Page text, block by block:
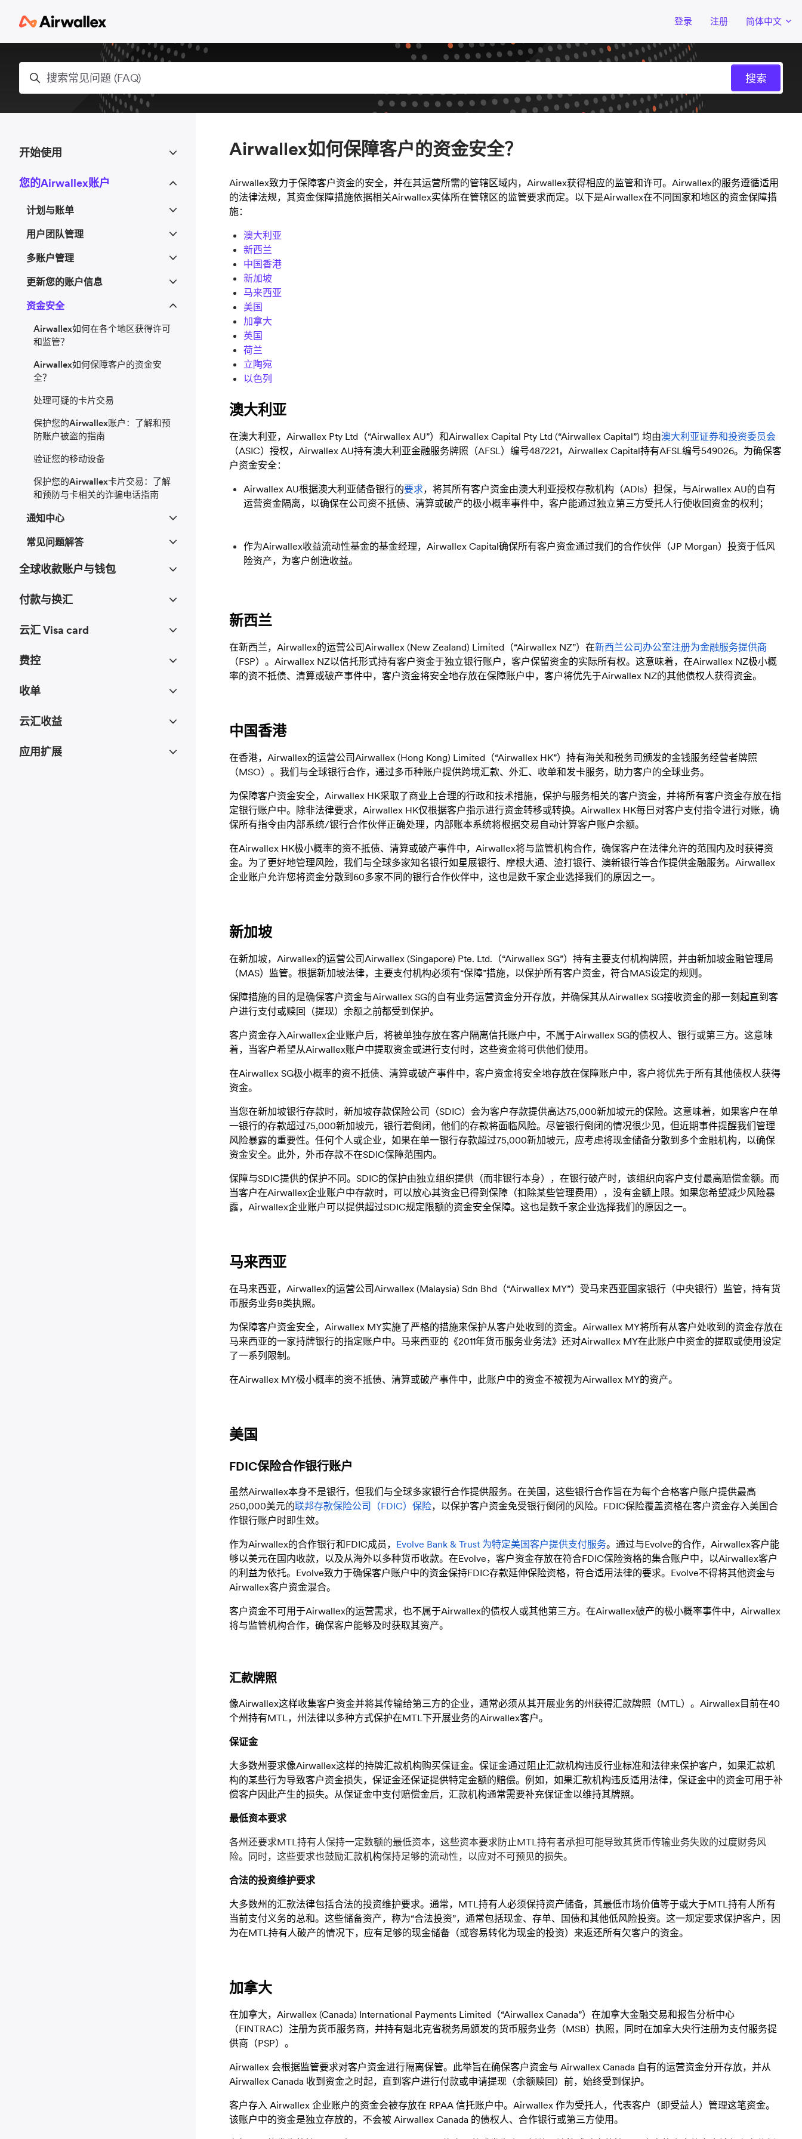
登录 注册 简体中文
搜索
Airwallex如何保障客户的资金安全？
Airwallex致力于保障客户资金的安全，并在其运营所需的管辖区域内，Airwallex获得相应的监管和许可。Airwallex的服务遵循适用
的法律法规，其资金保障措施依据相关Airwallex实体所在管辖区的监管要求而定。以下是Airwallex在不同国家和地区的资金保障措
施：
澳大利亚
新西兰
中国香港
新加坡
马来西亚
美国
加拿大
英国
荷兰
立陶宛
以色列
澳大利亚
在澳大利亚，Airwallex Pty Ltd（“Airwallex AU”）和Airwallex Capital Pty Ltd (“Airwallex Capital”) 均由澳大利亚证券和投资委员会
（ASIC）授权，Airwallex AU持有澳大利亚金融服务牌照（AFSL）编号487221，Airwallex Capital持有AFSL编号549026。为确保客
户资金安全：
Airwallex AU根据澳大利亚储备银行的要求，将其所有客户资金由澳大利亚授权存款机构（ADIs）担保，与Airwallex AU的自有
运营资金隔离，以确保在公司资不抵债、清算或破产的极小概率事件中，客户能通过独立第三方受托人行使收回资金的权利；
作为Airwallex收益流动性基金的基金经理，Airwallex Capital确保所有客户资金通过我们的合作伙伴（JP Morgan）投资于低风
险资产，为客户创造收益。
新西兰
在新西兰，Airwallex的运营公司Airwallex (New Zealand) Limited（“Airwallex NZ”）在新西兰公司办公室注册为金融服务提供商
（FSP）。Airwallex NZ以信托形式持有客户资金于独立银行账户，客户保留资金的实际所有权。这意味着，在Airwallex NZ极小概
率的资不抵债、清算或破产事件中，客户资金将安全地存放在保障账户中，客户将优先于Airwallex NZ的其他债权人获得资金。
中国香港
在香港，Airwallex的运营公司Airwallex (Hong Kong) Limited（“Airwallex HK”）持有海关和税务司颁发的金钱服务经营者牌照
（MSO）。我们与全球银行合作，通过多币种账户提供跨境汇款、外汇、收单和发卡服务，助力客户的全球业务。
为保障客户资金安全，Airwallex HK采取了商业上合理的行政和技术措施，保护与服务相关的客户资金，并将所有客户资金存放在指
定银行账户中。除非法律要求，Airwallex HK仅根据客户指示进行资金转移或转换。Airwallex HK每日对客户支付指令进行对账，确
保所有指令由内部系统/银行合作伙伴正确处理，内部账本系统将根据交易自动计算客户账户余额。
在Airwallex HK极小概率的资不抵债、清算或破产事件中，Airwallex将与监管机构合作，确保客户在法律允许的范围内及时获得资
金。为了更好地管理风险，我们与全球多家知名银行如星展银行、摩根大通、渣打银行、澳新银行等合作提供金融服务。Airwallex
企业账户允许您将资金分散到60多家不同的银行合作伙伴中，这也是数千家企业选择我们的原因之一。
新加坡
在新加坡，Airwallex的运营公司Airwallex (Singapore) Pte. Ltd.（“Airwallex SG”）持有主要支付机构牌照，并由新加坡金融管理局
（MAS）监管。根据新加坡法律，主要支付机构必须有“保障”措施，以保护所有客户资金，符合MAS设定的规则。
保障措施的目的是确保客户资金与Airwallex SG的自有业务运营资金分开存放，并确保其从Airwallex SG接收资金的那一刻起直到客
户进行支付或赎回（提现）余额之前都受到保护。
客户资金存入Airwallex企业账户后，将被单独存放在客户隔离信托账户中，不属于Airwallex SG的债权人、银行或第三方。这意味
着，当客户希望从Airwallex账户中提取资金或进行支付时，这些资金将可供他们使用。
在Airwallex SG极小概率的资不抵债、清算或破产事件中，客户资金将安全地存放在保障账户中，客户将优先于所有其他债权人获得
资金。
当您在新加坡银行存款时，新加坡存款保险公司（SDIC）会为客户存款提供高达75,000新加坡元的保险。这意味着，如果客户在单
一银行的存款超过75,000新加坡元，银行若倒闭，他们的存款将面临风险。尽管银行倒闭的情况很少见，但近期事件提醒我们管理
风险暴露的重要性。任何个人或企业，如果在单一银行存款超过75,000新加坡元，应考虑将现金储备分散到多个金融机构，以确保
资金安全。此外，外币存款不在SDIC保障范围内。
保障与SDIC提供的保护不同。SDIC的保护由独立组织提供（而非银行本身），在银行破产时，该组织向客户支付最高赔偿金额。而
当客户在Airwallex企业账户中存款时，可以放心其资金已得到保障（扣除某些管理费用），没有金额上限。如果您希望减少风险暴
露，Airwallex企业账户可以提供超过SDIC规定限额的资金安全保障。这也是数千家企业选择我们的原因之一。
马来西亚
在马来西亚，Airwallex的运营公司Airwallex (Malaysia) Sdn Bhd（“Airwallex MY”）受马来西亚国家银行（中央银行）监管，持有货
币服务业务B类执照。
为保障客户资金安全，Airwallex MY实施了严格的措施来保护从客户处收到的资金。Airwallex MY将所有从客户处收到的资金存放在
马来西亚的一家持牌银行的指定账户中。马来西亚的《2011年货币服务业务法》还对Airwallex MY在此账户中资金的提取或使用设定
了一系列限制。
在Airwallex MY极小概率的资不抵债、清算或破产事件中，此账户中的资金不被视为Airwallex MY的资产。
美国
FDIC保险合作银行账户
虽然Airwallex本身不是银行，但我们与全球多家银行合作提供服务。在美国，这些银行合作旨在为每个合格客户账户提供最高
250,000美元的联邦存款保险公司（FDIC）保险，以保护客户资金免受银行倒闭的风险。FDIC保险覆盖资格在客户资金存入美国合
作银行账户时即生效。
作为Airwallex的合作银行和FDIC成员， Evolve Bank & Trust 为特定美国客户提供支付服务。通过与Evolve的合作，Airwallex客户能
够以美元在国内收款，以及从海外以多种货币收款。在Evolve，客户资金存放在符合FDIC保险资格的集合账户中，以Airwallex客户
的利益为依托。Evolve致力于确保客户账户中的资金保持FDIC存款延伸保险资格，符合适用法律的要求。Evolve不得将其他资金与
Airwallex客户资金混合。
客户资金不可用于Airwallex的运营需求，也不属于Airwallex的债权人或其他第三方。在Airwallex破产的极小概率事件中，Airwallex
将与监管机构合作，确保客户能够及时获取其资产。
汇款牌照
像Airwallex这样收集客户资金并将其传输给第三方的企业，通常必须从其开展业务的州获得汇款牌照（MTL）。Airwallex目前在40
个州持有MTL，州法律以多种方式保护在MTL下开展业务的Airwallex客户。
保证金
大多数州要求像Airwallex这样的持牌汇款机构购买保证金。保证金通过阻止汇款机构违反行业标准和法律来保护客户，如果汇款机
构的某些行为导致客户资金损失，保证金还保证提供特定金额的赔偿。例如，如果汇款机构违反适用法律，保证金中的资金可用于补
偿客户因此产生的损失。从保证金中支付赔偿金后，汇款机构通常需要补充保证金以维持其牌照。
最低资本要求
各州还要求MTL持有人保持一定数额的最低资本，这些资本要求防止MTL持有者承担可能导致其货币传输业务失败的过度财务风
险。同时，这些要求也鼓励汇款机构保持足够的流动性，以应对不可预见的损失。
合法的投资维护要求
大多数州的汇款法律包括合法的投资维护要求。通常，MTL持有人必须保持资产储备，其最低市场价值等于或大于MTL持有人所有
当前支付义务的总和。这些储备资产，称为“合法投资”，通常包括现金、存单、国债和其他低风险投资。这一规定要求保护客户，因
为在MTL持有人破产的情况下，应有足够的现金储备（或容易转化为现金的投资）来返还所有欠客户的资金。
加拿大
在加拿大，Airwallex (Canada) International Payments Limited（“Airwallex Canada”）在加拿大金融交易和报告分析中心
（FINTRAC）注册为货币服务商，并持有魁北克省税务局颁发的货币服务业务（MSB）执照，同时在加拿大央行注册为支付服务提
供商（PSP）。
Airwallex 会根据监管要求对客户资金进行隔离保管。此举旨在确保客户资金与 Airwallex Canada 自有的运营资金分开存放，并从
Airwallex Canada 收到资金之时起，直到客户进行付款或申请提现（余额赎回）前，始终受到保护。
客户存入 Airwallex 企业账户的资金会被存放在 RPAA 信托账户中。Airwallex 作为受托人，代表客户（即受益人）管理这笔资金。
该账户中的资金是独立存放的，不会被 Airwallex Canada 的债权人、合作银行或第三方使用。
开始使用
您的Airwallex账户
计划与账单
用户团队管理
多账户管理
更新您的账户信息
资金安全
Airwallex如何在各个地区获得许可
和监管？
Airwallex如何保障客户的资金安
全？
处理可疑的卡片交易
保护您的Airwallex账户：了解和预
防账户被盗的指南
验证您的移动设备
保护您的Airwallex卡片交易：了解
和预防与卡相关的诈骗电话指南
通知中心
常见问题解答
全球收款账户与钱包
付款与换汇
云汇 Visa card
费控
收单
云汇收益
应用扩展